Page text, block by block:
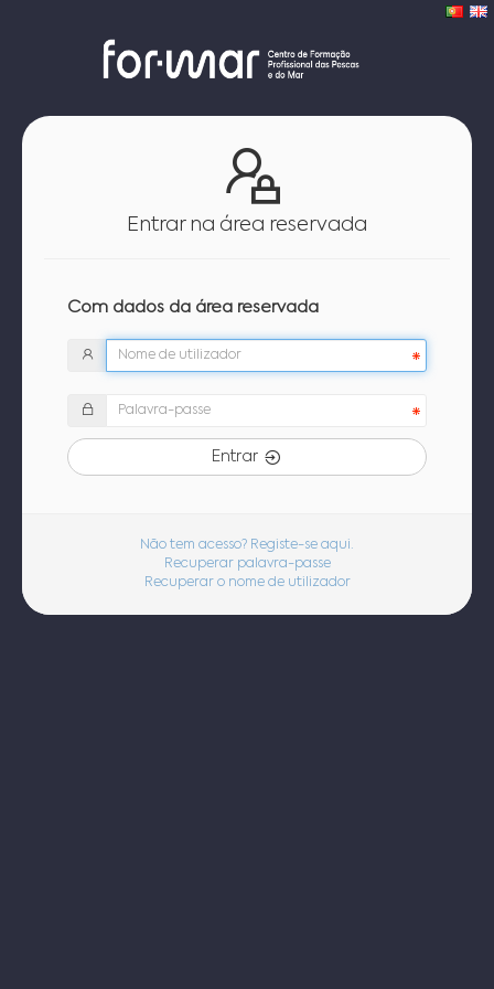
Entrar na área reservada
Com dados da área reservada
Entrar
Não tem acesso? Registe-se aqui.
Recuperar palavra-passe
Recuperar o nome de utilizador